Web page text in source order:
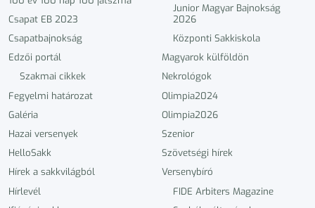
Csapat EB 2023
Csapatbajnokság
Edzői portál
Szakmai cikkek
Fegyelmi határozat
Galéria
Hazai versenyek
HelloSakk
Hírek a sakkvilágból
Hírlevél
Junior Magyar Bajnokság
2026
Központi Sakkiskola
Magyarok külföldön
Nekrológok
Olimpia2024
Olimpia2026
Szenior
Szövetségi hírek
Versenybíró
FIDE Arbiters Magazine